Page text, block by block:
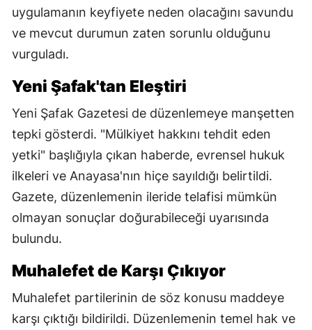
uygulamanın keyfiyete neden olacağını savundu
ve mevcut durumun zaten sorunlu olduğunu
vurguladı.
Yeni Şafak'tan Eleştiri
Yeni Şafak Gazetesi de düzenlemeye manşetten
tepki gösterdi. "Mülkiyet hakkını tehdit eden
yetki" başlığıyla çıkan haberde, evrensel hukuk
ilkeleri ve Anayasa'nın hiçe sayıldığı belirtildi.
Gazete, düzenlemenin ileride telafisi mümkün
olmayan sonuçlar doğurabileceği uyarısında
bulundu.
Muhalefet de Karşı Çıkıyor
Muhalefet partilerinin de söz konusu maddeye
karşı çıktığı bildirildi. Düzenlemenin temel hak ve